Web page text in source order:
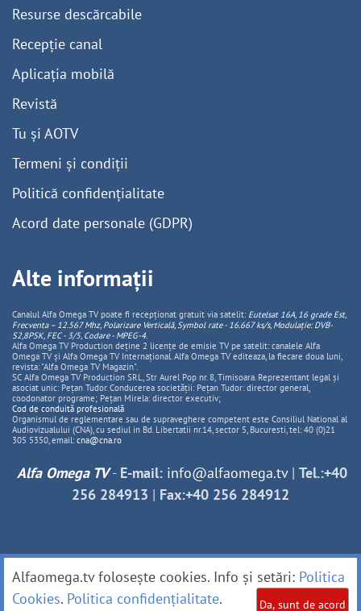
Resurse descărcabile
Recepție canal
Aplicația mobilă
Revistă
Tu și AOTV
Termeni și condiții
Politică confidențialitate
Acord date personale (GDPR)
Alte informații
Canalul Alfa Omega TV poate fi recepționat gratuit via satelit: Eutelsat 16A, 16 grade Est,
Frecventa – 12.567 Mhz, PolarizareVerticală, Symbol rate - 16.667 ks/s, Modulație: DVB-
S2,8PSK, FEC - 3/5, Codare - MPEG-4.
Alfa Omega TV Production deține 2 licențe de emisie TV pe satelit: canalele Alfa
Omega TV și Alfa Omega TV Internațional. Alfa Omega TV editeaza, la fiecare doua luni,
revista: "Alfa Omega TV Magazin".
SC Alfa Omega TV Production SRL, Str Aurel Pop nr. 8, Timisoara. Reprezentant legal și
asociat unic: Pețan Tudor. Conducerea societății: Pețan Tudor: director general,
coodonator programe; Pețan Mirela: director executiv;
Cod de conduită profesională
Organismul de reglementare sau de supraveghere competent este Consiliul National al
Audiovizualului (CNA), cu sediul in Bd. Libertatii nr.14, sector 5, Bucuresti, tel: 40 (0)21
305 5350, email: cna@cna.ro
Alfa Omega TV- E-mail: info@alfaomega.tv| Tel.:+40
256 284913 | Fax:+40 256 284912
Alfaomega.tv folosește cookies. Info și setări: Politica
Cookies. Politica confidențialitate. Da, sunt de acord